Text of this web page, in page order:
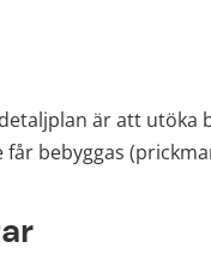
är att
bebyggas